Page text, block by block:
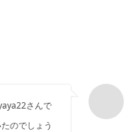
さんで
のでしょう